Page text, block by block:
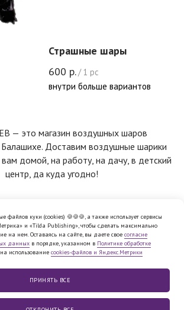
Страшные шары
600 р./ 1 pc
внутри больше вариантов
— это магазин воздушных шаров
Доставим воздушные шарики
домой, на работу, на дачу, в детский
центр, да куда угодно!
персональных
файлов куки (cookies) 🍪🍪🍪, а также использует сервисы
и «Tilda Publishing», чтобы сделать максимально
на нем. Оставаясь на сайте, вы даете свое согласие
данных в порядке, указанном в Политике обработке
использование cookies-файлов и Яндекс.Метрики
ПРИНЯТЬ ВСE